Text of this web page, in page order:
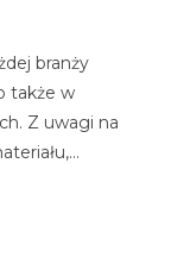
branży
także w
Z uwagi na